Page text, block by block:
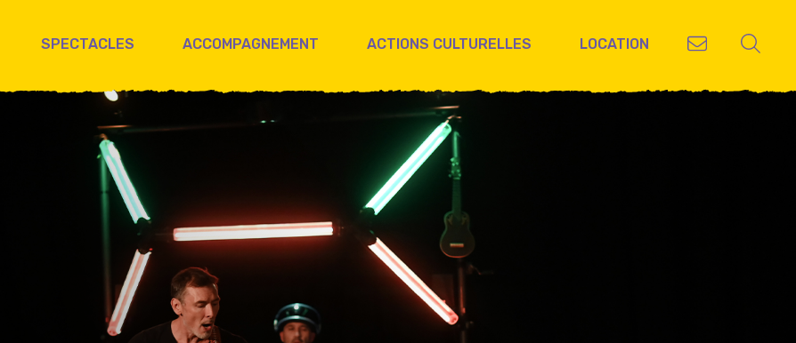
SPECTACLES ACCOMPAGNEMENT ACTIONS CULTURELLES LOCATION